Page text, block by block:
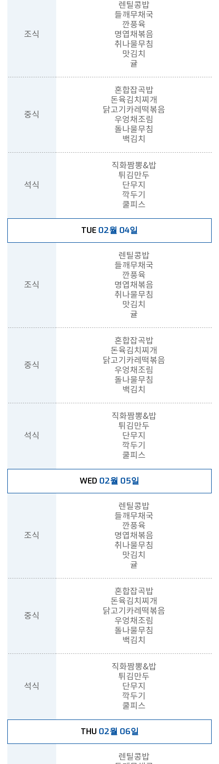
조식
렌틸콩밥
들깨무채국
깐풍육
명엽채볶음
취나물무침
맛김치
귤
중식
혼합잡곡밥
돈육김치찌개
닭고기카레떡볶음
우엉채조림
돌나물무침
백김치
석식
직화짬뽕&밥
튀김만두
단무지
깍두기
쿨피스
TUE 02월 04일
조식
렌틸콩밥
들깨무채국
깐풍육
명엽채볶음
취나물무침
맛김치
귤
중식
혼합잡곡밥
돈육김치찌개
닭고기카레떡볶음
우엉채조림
돌나물무침
백김치
석식
직화짬뽕&밥
튀김만두
단무지
깍두기
쿨피스
WED 02월 05일
조식
렌틸콩밥
들깨무채국
깐풍육
명엽채볶음
취나물무침
맛김치
귤
중식
혼합잡곡밥
돈육김치찌개
닭고기카레떡볶음
우엉채조림
돌나물무침
백김치
석식
직화짬뽕&밥
튀김만두
단무지
깍두기
쿨피스
THU 02월 06일
렌틸콩밥